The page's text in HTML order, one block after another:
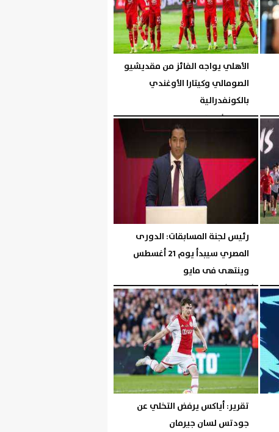
الأهلي يواجه الفائز من مقديشيو
الصومالي وكيتارا الأوغندي
بالكونفدرالية
الخميس، 6 أغسطس 2026 05:57 مـ
رئيس لجنة المسابقات: الدورى
المصري سيبدأ يوم 21 أغسطس
وينتهى فى مايو
الأربعاء، 5 أغسطس 2026 05:29 مـ
تقرير: أياكس يرفض التخلي عن
جودتس لسان جيرمان